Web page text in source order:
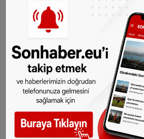
Her iki parti ve diğer taraflar bu
esnek davranılmasından yana.
gençlerin eğitimin yanında
de daha fazla zaman
taraflar, okulun yanı sıra
açan, yakınlarına bakmak
başka bir bölümde eğitim alan
örnek olarak gösteriyor.